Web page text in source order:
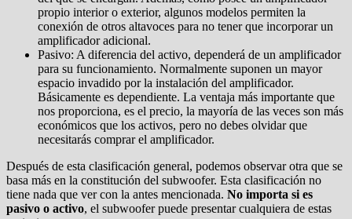
propio interior o exterior, algunos modelos permiten la
conexión de otros altavoces para no tener que incorporar un
amplificador adicional.
Pasivo: A diferencia del activo, dependerá de un amplificador
para su funcionamiento. Normalmente suponen un mayor
espacio invadido por la instalación del amplificador.
Básicamente es dependiente. La ventaja más importante que
nos proporciona, es el precio, la mayoría de las veces son más
económicos que los activos, pero no debes olvidar que
necesitarás comprar el amplificador.
Después de esta clasificación general, podemos observar otra que se
basa más en la constitución del subwoofer. Esta clasificación no
tiene nada que ver con la antes mencionada. No importa si es
pasivo o activo, el subwoofer puede presentar cualquiera de estas